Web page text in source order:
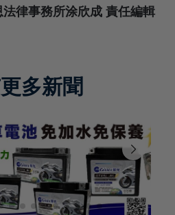
遺產自主
律事務所涂欣成 責任編輯
多新聞